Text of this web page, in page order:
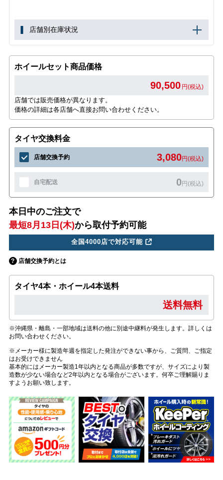
店舗別在庫状況
ホイールセット商品価格
90,500 円(税込)
店舗では販売価格が異なります。
価格の詳細は各店舗へ直接お問い合わせください。
タイヤ交換料金
店舗交換予約 3,080円(税込)
自宅配送 0円(税込)
本日中のご注文で
最短8月13日(木)から取付予約可能
全国4000店で対応可能
店舗交換予約とは
タイヤ4本・ホイール4本送料
送料無料
※沖縄県・離島・一部地域は送料の他に別途中継料が発生します。詳しくは
お問い合わせください。
※メーカー様に製造年週を指定した発注ができない事から、ご質問、ご指定
はお受けできません
基本的にはメーカー製造1年以内となる商品が多数ですが、サイズにより製
造数が少ない場合など2年以内となる場合がございます。何卒ご理解賜りま
すようお願い致します。